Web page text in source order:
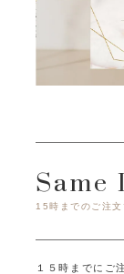
15時までのご注文
１５時までにご